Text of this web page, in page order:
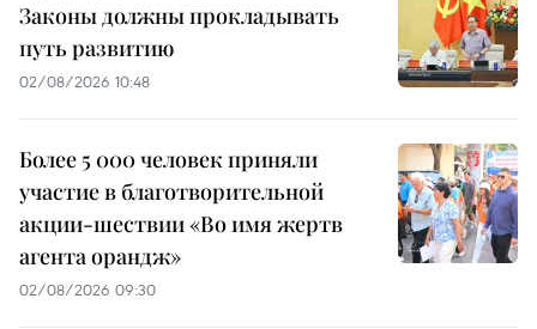
Законы должны прокладывать
путь развитию
02/08/2026 10:48
Более 5 000 человек приняли
участие в благотворительной
акции-шествии «Во имя жертв
агента орандж»
02/08/2026 09:30